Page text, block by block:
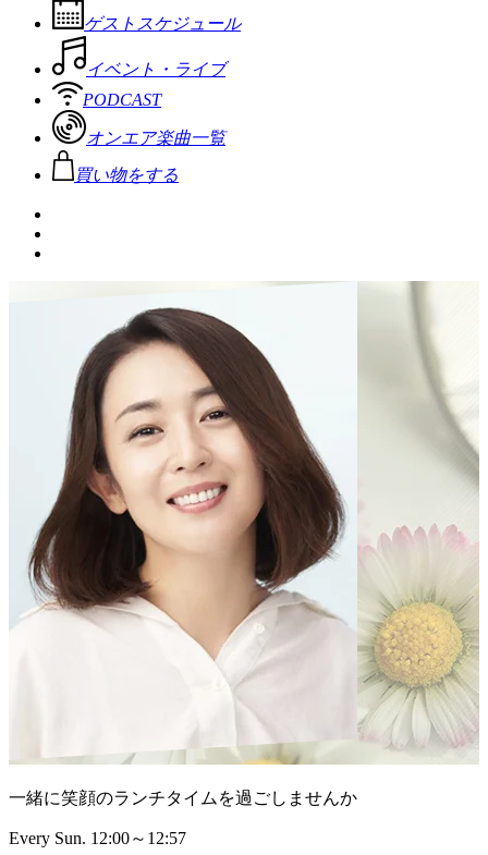
ゲストスケジュール
イベント・ライブ
PODCAST
オンエア楽曲一覧
買い物をする
一緒に笑顔のランチタイムを過ごしませんか
Every Sun. 12:00～12:57